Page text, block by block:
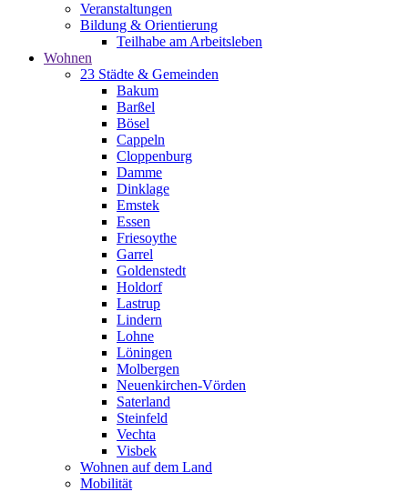
Veranstaltungen
Bildung & Orientierung
Teilhabe am Arbeitsleben
Wohnen
23 Städte & Gemeinden
Bakum
Barßel
Bösel
Cappeln
Cloppenburg
Damme
Dinklage
Emstek
Essen
Friesoythe
Garrel
Goldenstedt
Holdorf
Lastrup
Lindern
Lohne
Löningen
Molbergen
Neuenkirchen-Vörden
Saterland
Steinfeld
Vechta
Visbek
Wohnen auf dem Land
Mobilität